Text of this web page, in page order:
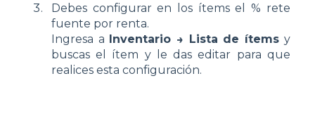
Debes configurar en los ítems el % rete
fuente por renta.
Ingresa a Inventario → Lista de ítems y
buscas el ítem y le das editar para que
realices esta configuración.